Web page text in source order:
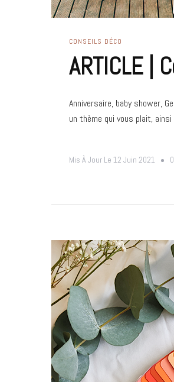
CONSEILS DÉCO
ARTICLE |
Anniversaire, baby shower,
un thème qui vous plait,
Mis À Jour Le 12 Juin 2021